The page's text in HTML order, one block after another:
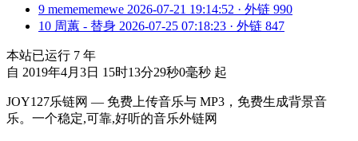
9 memememewe 2026-07-21 19:14:52 · 外链 990
10 周蕙 - 替身 2026-07-25 07:18:23 · 外链 847
本站已运行 7 年
自 2019年4月3日 15时13分29秒0毫秒 起
JOY127乐链网 — 免费上传音乐与 MP3，免费生成背景音
乐。一个稳定,可靠,好听的音乐外链网